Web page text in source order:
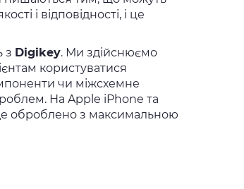
і відповідності, і це
з Digikey. Ми здійснюємо
користуватися
чи міжсхемне
На Apple iPhone та
оброблено з максимальною